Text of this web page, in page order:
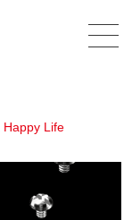
Happy Life